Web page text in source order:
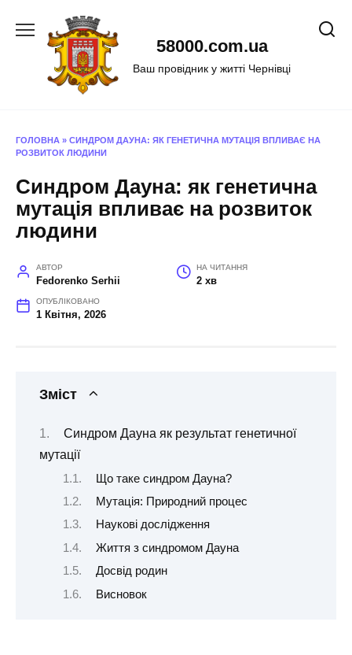
58000.com.ua
Ваш провідник у житті Чернівці
ГОЛОВНА » СИНДРОМ ДАУНА: ЯК ГЕНЕТИЧНА МУТАЦІЯ ВПЛИВАЄ НА
РОЗВИТОК ЛЮДИНИ
Синдром Дауна: як генетична
мутація впливає на розвиток
людини
АВТОР
Fedorenko Serhii
НА ЧИТАННЯ
2 хв
ОПУБЛІКОВАНО
1 Квітня, 2026
Зміст
Синдром Дауна як результат генетичної
мутації
Що таке синдром Дауна?
Мутація: Природний процес
Наукові дослідження
Життя з синдромом Дауна
Досвід родин
Висновок